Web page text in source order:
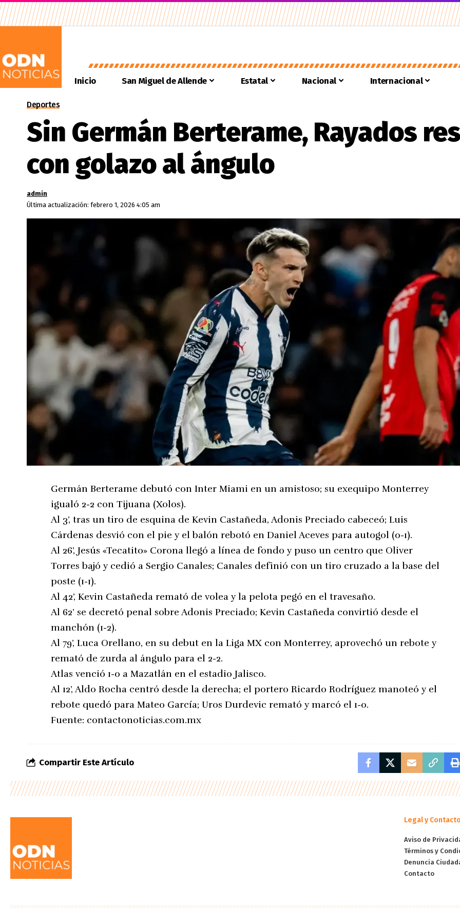
Inicio San Miguel de Allende Estatal Nacional Internacional
Deportes
Sin Germán Berterame, Rayados
con golazo al ángulo
Última actualización: febrero 1, 2026 4:05 am
admin
Germán Berterame debutó con Inter Miami en un amistoso; su exequipo Monterrey
igualó 2-2 con Tijuana (Xolos).
Al 3’, tras un tiro de esquina de Kevin Castañeda, Adonis Preciado cabeceó; Luis
Cárdenas desvió con el pie y el balón rebotó en Daniel Aceves para autogol (0-1).
Al 26’, Jesús «Tecatito» Corona llegó a línea de fondo y puso un centro que Oliver
Torres bajó y cedió a Sergio Canales; Canales definió con un tiro cruzado a la base del
poste (1-1).
Al 42’, Kevin Castañeda remató de volea y la pelota pegó en el travesaño.
Al 62’ se decretó penal sobre Adonis Preciado; Kevin Castañeda convirtió desde el
manchón (1-2).
Al 79’, Luca Orellano, en su debut en la Liga MX con Monterrey, aprovechó un rebote y
remató de zurda al ángulo para el 2-2.
Atlas venció 1-0 a Mazatlán en el estadio Jalisco.
Al 12’, Aldo Rocha centró desde la derecha; el portero Ricardo Rodríguez manoteó y el
rebote quedó para Mateo García; Uros Durdevic remató y marcó el 1-0.
Fuente: contactonoticias.com.mx
Compartir Este Artículo
Legal y Contacto
Aviso de
Términos y
Denuncia
Contacto